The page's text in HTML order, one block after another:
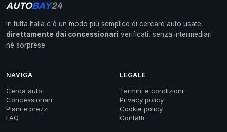
AUTOBAY24
In tutta Italia c'è un modo più semplice di cercare auto usate:
direttamente dai concessionari verificati, senza intermediari
né sorprese.
NAVIGA
Cerca auto
Concessionari
Piani e prezzi
FAQ
LEGALE
Termini e condizioni
Privacy policy
Cookie policy
Contatti